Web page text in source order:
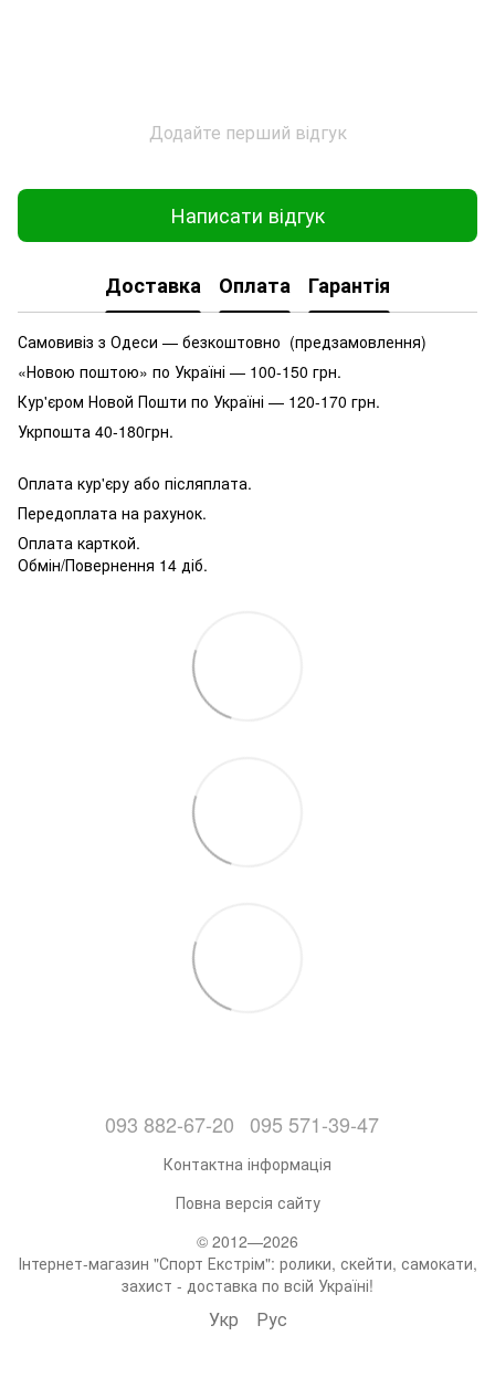
Додайте перший відгук
Написати відгук
Доставка Оплата Гарантія
Самовивіз з Одеси — безкоштовно (предзамовлення)
«Новою поштою» по Україні — 100-150 грн.
Кур'єром Новой Пошти по Україні — 120-170 грн.
Укрпошта 40-180грн.
Оплата кур'єру або післяплата.
Передоплата на рахунок.
Оплата карткой.
Обмін/Повернення 14 діб.
093 882-67-20 095 571-39-47
Контактна інформація
Повна версія сайту
© 2012—2026
Інтернет-магазин "Спорт Екстрім": ролики, скейти, самокати,
захист - доставка по всій Україні!
Укр Рус